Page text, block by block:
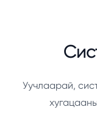
Уучлаарай,